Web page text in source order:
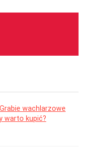
wachlarzowe
warto kupić?